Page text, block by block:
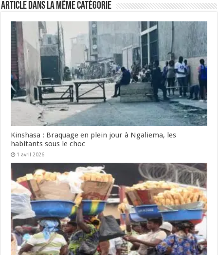
Article dans la même catégorie
Kinshasa : Braquage en plein jour à Ngaliema, les
habitants sous le choc
1 avril 2026